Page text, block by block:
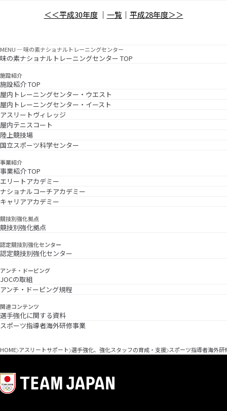
MENU ─ 味の素ナショナルトレーニングセンター
味の素ナショナルトレーニングセンター TOP
施設紹介
施設紹介 TOP
屋内トレーニングセンター・ウエスト
屋内トレーニングセンター・イースト
アスリートヴィレッジ
屋内テニスコート
陸上競技場
国立スポーツ科学センター
事業紹介
事業紹介 TOP
エリートアカデミー
ナショナルコーチアカデミー
キャリアアカデミー
競技別強化拠点
競技別強化拠点
認定競技別強化センター
認定競技別強化センター
アンチ・ドーピング
JOCの取組
アンチ・ドーピング規程
関連コンテンツ
選手強化に関する資料
スポーツ指導者海外研修事業
＜＜平成30年度｜ 一覧 ｜ 平成28年度＞＞
HOME アスリートサポート 選手強化、強化スタッフの育成・支援 スポーツ指導者海外研